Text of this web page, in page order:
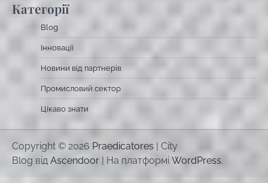
Категорії
Blog
Інновації
Новини від партнерів
Промисловий сектор
Цікаво знати
Copyright © 2026 Praedicatores | City
Blog від Ascendoor | На платформі WordPress.